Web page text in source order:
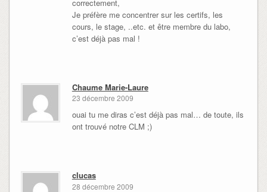
correctement,
Je préfère me concentrer sur les certifs, les
cours, le stage, ..etc. et être membre du labo,
c’est déjà pas mal !
Chaume Marie-Laure
23 décembre 2009
ouai tu me diras c’est déjà pas mal… de toute, ils
ont trouvé notre CLM ;)
clucas
28 décembre 2009